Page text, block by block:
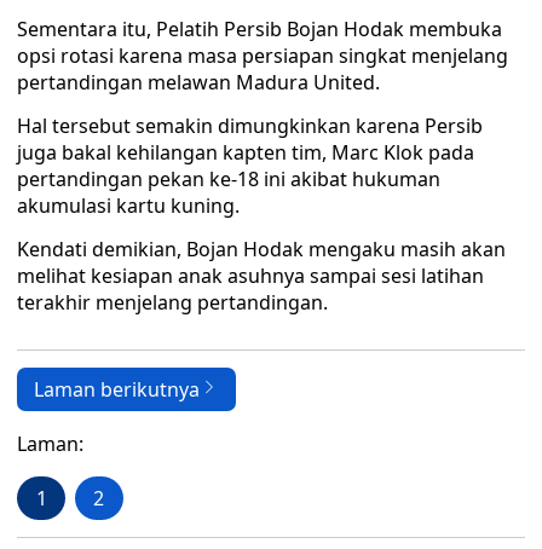
Sementara itu, Pelatih Persib Bojan Hodak membuka
opsi rotasi karena masa persiapan singkat menjelang
pertandingan melawan Madura United.
Hal tersebut semakin dimungkinkan karena Persib
juga bakal kehilangan kapten tim, Marc Klok pada
pertandingan pekan ke-18 ini akibat hukuman
akumulasi kartu kuning.
Kendati demikian, Bojan Hodak mengaku masih akan
melihat kesiapan anak asuhnya sampai sesi latihan
terakhir menjelang pertandingan.
Laman berikutnya
Laman:
1 2